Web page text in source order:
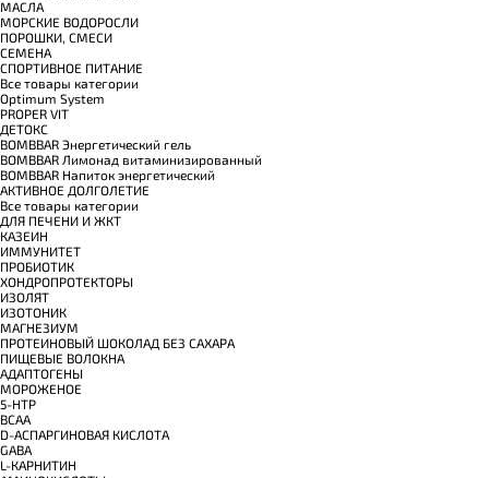
МАСЛА
МОРСКИЕ ВОДОРОСЛИ
ПОРОШКИ, СМЕСИ
СЕМЕНА
СПОРТИВНОЕ ПИТАНИЕ
Все товары категории
Optimum System
PROPER VIT
ДЕТОКС
BOMBBAR Энергетический гель
BOMBBAR Лимонад витаминизированный
BOMBBAR Напиток энергетический
АКТИВНОЕ ДОЛГОЛЕТИЕ
Все товары категории
ДЛЯ ПЕЧЕНИ И ЖКТ
КАЗЕИН
ИММУНИТЕТ
ПРОБИОТИК
ХОНДРОПРОТЕКТОРЫ
ИЗОЛЯТ
ИЗОТОНИК
МАГНЕЗИУМ
ПРОТЕИНОВЫЙ ШОКОЛАД БЕЗ САХАРА
ПИЩЕВЫЕ ВОЛОКНА
АДАПТОГЕНЫ
МОРОЖЕНОЕ
5-HTP
BCAA
D-АСПАРГИНОВАЯ КИСЛОТА
GABA
L-КАРНИТИН